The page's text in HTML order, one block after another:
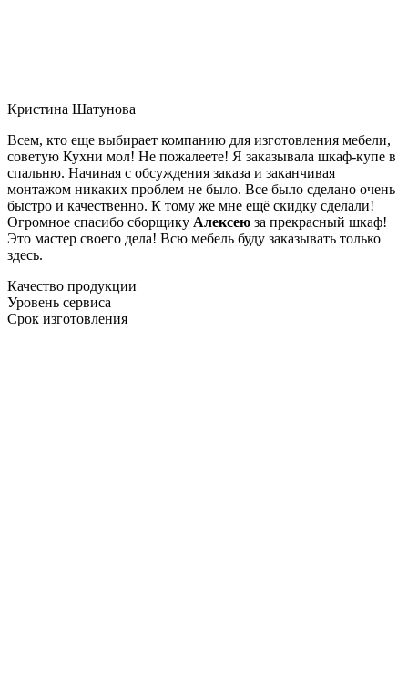
Кристина Шатунова
Всем, кто еще выбирает компанию для изготовления мебели,
советую Кухни мол! Не пожалеете! Я заказывала шкаф-купе в
спальню. Начиная с обсуждения заказа и заканчивая
монтажом никаких проблем не было. Все было сделано очень
быстро и качественно. К тому же мне ещё скидку сделали!
Огромное спасибо сборщику Алексею за прекрасный шкаф!
Это мастер своего дела! Всю мебель буду заказывать только
здесь.
Качество продукции
Уровень сервиса
Срок изготовления